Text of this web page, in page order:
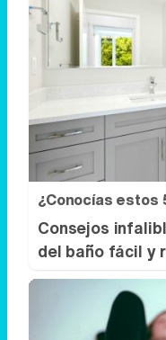
¿Conocías estos
Consejos
del baño fácil y